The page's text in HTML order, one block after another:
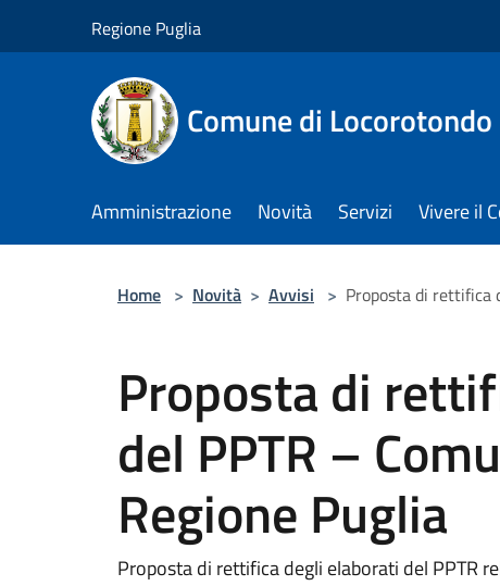
Regione Puglia
Comune di Locorotondo
Amministrazione Novità Servizi Vivere il
Home > Novità > Avvisi > Proposta di rettifica
Proposta di
del PPTR –
Regione Puglia
Proposta di rettifica degli elaborati del PPTR